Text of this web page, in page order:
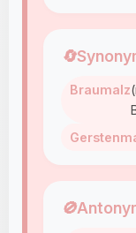
🔄
Braumalz
🚫